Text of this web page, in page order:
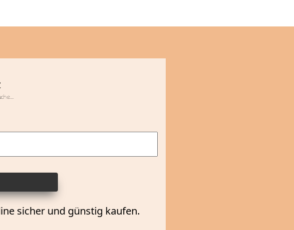
sicher und günstig kaufen.